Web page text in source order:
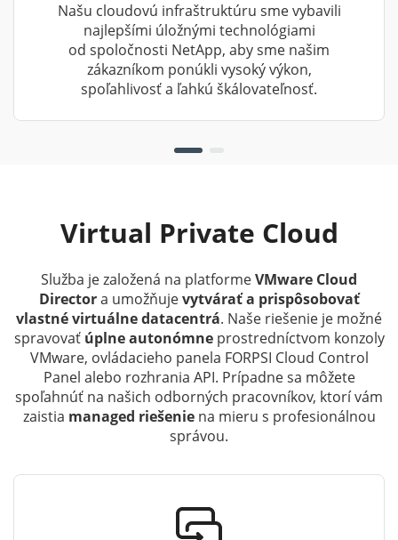
Našu cloudovú infraštruktúru sme vybavili
najlepšími úložnými technológiami
od spoločnosti NetApp, aby sme našim
zákazníkom ponúkli vysoký výkon,
spoľahlivosť a ľahkú škálovateľnosť.
Virtual Private Cloud
Služba je založená na platformeVMware Cloud
Directora umožňujevytvárať a prispôsobovať
vlastné virtuálne datacentrá. Naše riešenie je možné
spravovať úplne autonómneprostredníctvom konzoly
VMware, ovládacieho panela FORPSI Cloud Control
Panel alebo rozhrania API. Prípadne sa môžete
spoľahnúť na našich odborných pracovníkov, ktorí vám
zaistia managed riešeniena mieru s profesionálnou
správou.